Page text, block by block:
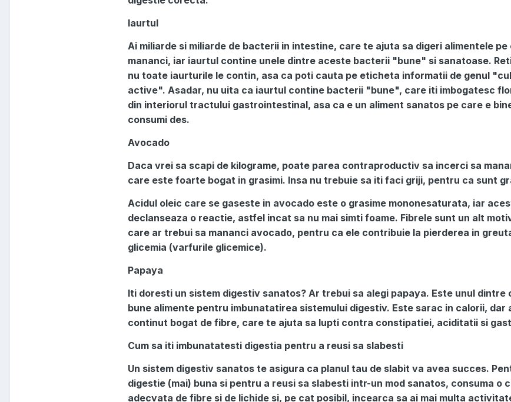
Iaurtul
Ai miliarde si miliarde de bacterii in intestine, care te ajuta sa digeri alimentele pe
mananci, iar iaurtul contine unele dintre aceste bacterii "bune" si sanatoase.
nu toate iaurturile le contin, asa ca poti cauta pe eticheta informatii de genul
active". Asadar, nu uita ca iaurtul contine bacterii "bune", care iti imbogatesc
din interiorul tractului gastrointestinal, asa ca e un aliment sanatos pe care e
consumi des.
Avocado
Daca vrei sa scapi de kilograme, poate parea contraproductiv sa incerci sa
care este foarte bogat in grasimi. Insa nu trebuie sa iti faci griji, pentru ca sunt
Acidul oleic care se gaseste in avocado este o grasime mononesaturata, iar
declanseaza o reactie, astfel incat sa nu mai simti foame. Fibrele sunt un alt
care ar trebui sa mananci avocado, pentru ca ele contribuie la pierderea in
glicemia (varfurile glicemice).
Papaya
Iti doresti un sistem digestiv sanatos? Ar trebui sa alegi papaya. Este unul dintre
bune alimente pentru imbunatatirea sistemului digestiv. Este sarac in calorii, dar
continut bogat de fibre, care te ajuta sa lupti contra constipatiei, aciditatii si
Cum sa iti imbunatatesti digestia pentru a reusi sa slabesti
Un sistem digestiv sanatos te asigura ca planul tau de slabit va avea succes.
digestie (mai) buna si pentru a reusi sa slabesti intr-un mod sanatos, consuma o
adecvata de fibre si de lichide si, pe cat posibil, incearca sa ai mai multa